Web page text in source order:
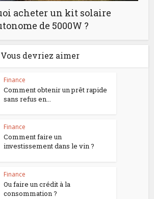
acheter un kit solaire
de 5000W ?
Vous devriez aimer
Finance
Comment obtenir un prêt rapide
sans refus en...
Finance
Comment faire un
investissement dans le vin ?
Finance
Ou faire un crédit à la
consommation ?